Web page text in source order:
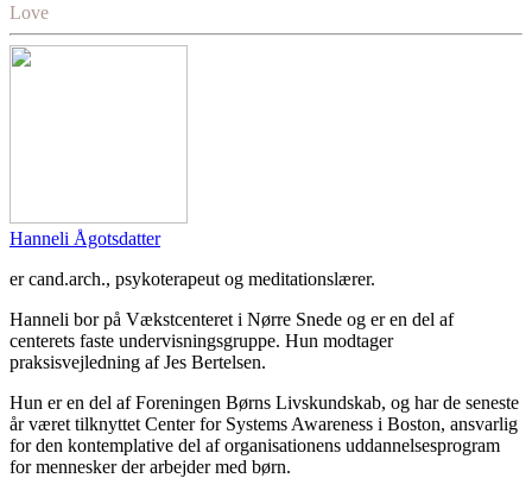
Love
Hanneli Ågotsdatter
er cand.arch., psykoterapeut og meditationslærer.
Hanneli bor på Vækstcenteret i Nørre Snede og er en del af
centerets faste undervisningsgruppe. Hun modtager
praksisvejledning af Jes Bertelsen.
Hun er en del af Foreningen Børns Livskundskab, og har de seneste
år været tilknyttet Center for Systems Awareness i Boston, ansvarlig
for den kontemplative del af organisationens uddannelsesprogram
for mennesker der arbejder med børn.